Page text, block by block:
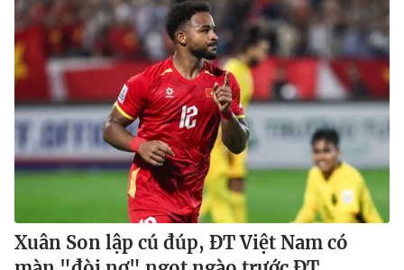
Xuân Son lập cú đúp, ĐT Việt Nam có